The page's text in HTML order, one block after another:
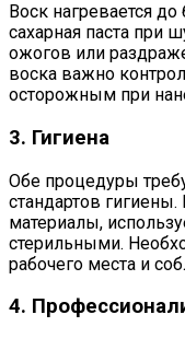
Воск нагревается
сахарная паста при
ожогов или
воска важно
осторожным при
3. Гигиена
Обе процедуры
стандартов
материалы,
стерильными.
рабочего места и
4.